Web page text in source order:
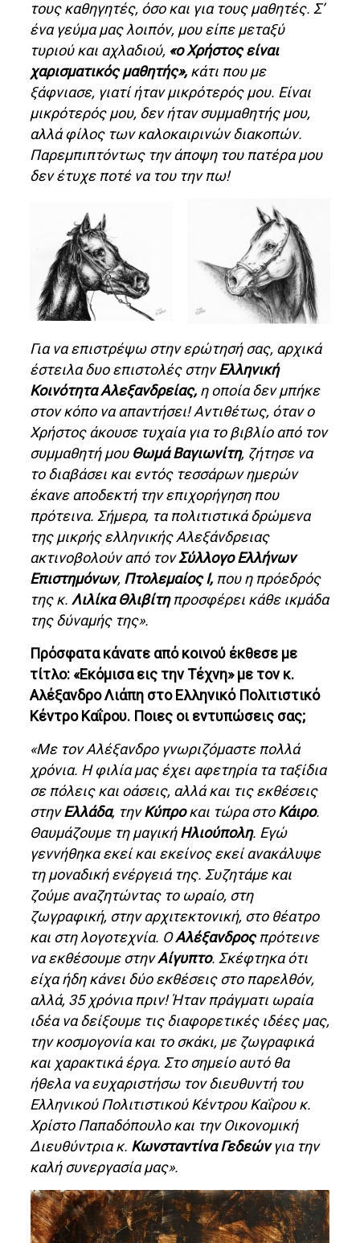
τους καθηγητές, όσο και για τους μαθητές. Σ’
ένα γεύμα μας λοιπόν, μου είπε μεταξύ
τυριού και αχλαδιού, «ο Χρήστος είναι
χαρισματικός μαθητής», κάτι που με
ξάφνιασε, γιατί ήταν μικρότερός μου. Είναι
μικρότερός μου, δεν ήταν συμμαθητής μου,
αλλά φίλος των καλοκαιρινών διακοπών.
Παρεμπιπτόντως την άποψη του πατέρα μου
δεν έτυχε ποτέ να του την πω!
Για να επιστρέψω στην ερώτησή σας, αρχικά
έστειλα δυο επιστολές στηνΕλληνική
Κοινότητα Αλεξανδρείας, η οποία δεν μπήκε
στον κόπο να απαντήσει! Αντιθέτως, όταν ο
Χρήστος άκουσε τυχαία για το βιβλίο από τον
συμμαθητή μου Θωμά Βαγιωνίτη, ζήτησε να
το διαβάσει και εντός τεσσάρων ημερών
έκανε αποδεκτή την επιχορήγηση που
πρότεινα. Σήμερα, τα πολιτιστικά δρώμενα
της μικρής ελληνικής Αλεξάνδρειας
ακτινοβολούν από τονΣύλλογο Ελλήνων
Επιστημόνων, Πτολεμαίος Ι, που η πρόεδρός
της κ. Λιλίκα Θλιβίτηπροσφέρει κάθε ικμάδα
της δύναμής της».
Πρόσφατα κάνατε από κοινού έκθεσε με
τίτλο: «Εκόμισα εις την Τέχνη» με τον κ.
Αλέξανδρο Λιάπη στο Ελληνικό Πολιτιστικό
Κέντρο Καΐρου. Ποιες οι εντυπώσεις σας;
«Με τον Αλέξανδρο γνωριζόμαστε πολλά
χρόνια. Η φιλία μας έχει αφετηρία τα ταξίδια
σε πόλεις και οάσεις, αλλά και τις εκθέσεις
στηνΕλλάδα, τηνΚύπροκαι τώρα στοΚάιρο.
Θαυμάζουμε τη μαγικήΗλιούπολη. Εγώ
γεννήθηκα εκεί και εκείνος εκεί ανακάλυψε
τη μοναδική ενέργειά της. Συζητάμε και
ζούμε αναζητώντας το ωραίο, στη
ζωγραφική, στην αρχιτεκτονική, στο θέατρο
και στη λογοτεχνία. ΟΑλέξανδροςπρότεινε
να εκθέσουμε στηνΑίγυπτο. Σκέφτηκα ότι
είχα ήδη κάνει δύο εκθέσεις στο παρελθόν,
αλλά, 35 χρόνια πριν! Ήταν πράγματι ωραία
ιδέα να δείξουμε τις διαφορετικές ιδέες μας,
την κοσμογονία και το σκάκι, με ζωγραφικά
και χαρακτικά έργα. Στο σημείο αυτό θα
ήθελα να ευχαριστήσω τον διευθυντή του
Ελληνικού Πολιτιστικού Κέντρου Καΐρου κ.
Χρίστο Παπαδόπουλο και την Οικονομική
Διευθύντρια κ. Κωνσταντίνα Γεδεώνγια την
καλή συνεργασία μας».